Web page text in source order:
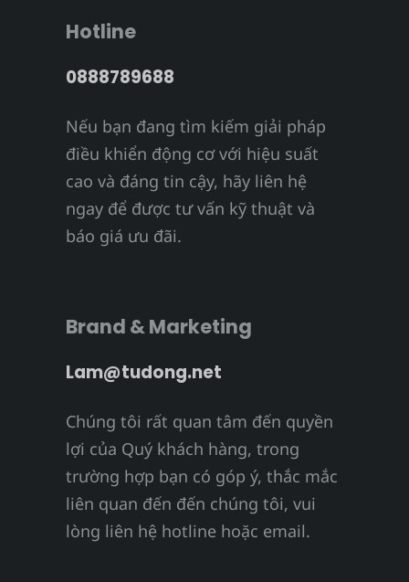
Hotline
0888789688
Nếu bạn đang tìm kiếm giải pháp
điều khiển động cơ với hiệu suất
cao và đáng tin cậy, hãy liên hệ
ngay để được tư vấn kỹ thuật và
báo giá ưu đãi.
Brand & Marketing
Lam@tudong.net
Chúng tôi rất quan tâm đến quyền
lợi của Quý khách hàng, trong
trường hợp bạn có góp ý, thắc mắc
liên quan đến đến chúng tôi, vui
lòng liên hệ hotline hoặc email.